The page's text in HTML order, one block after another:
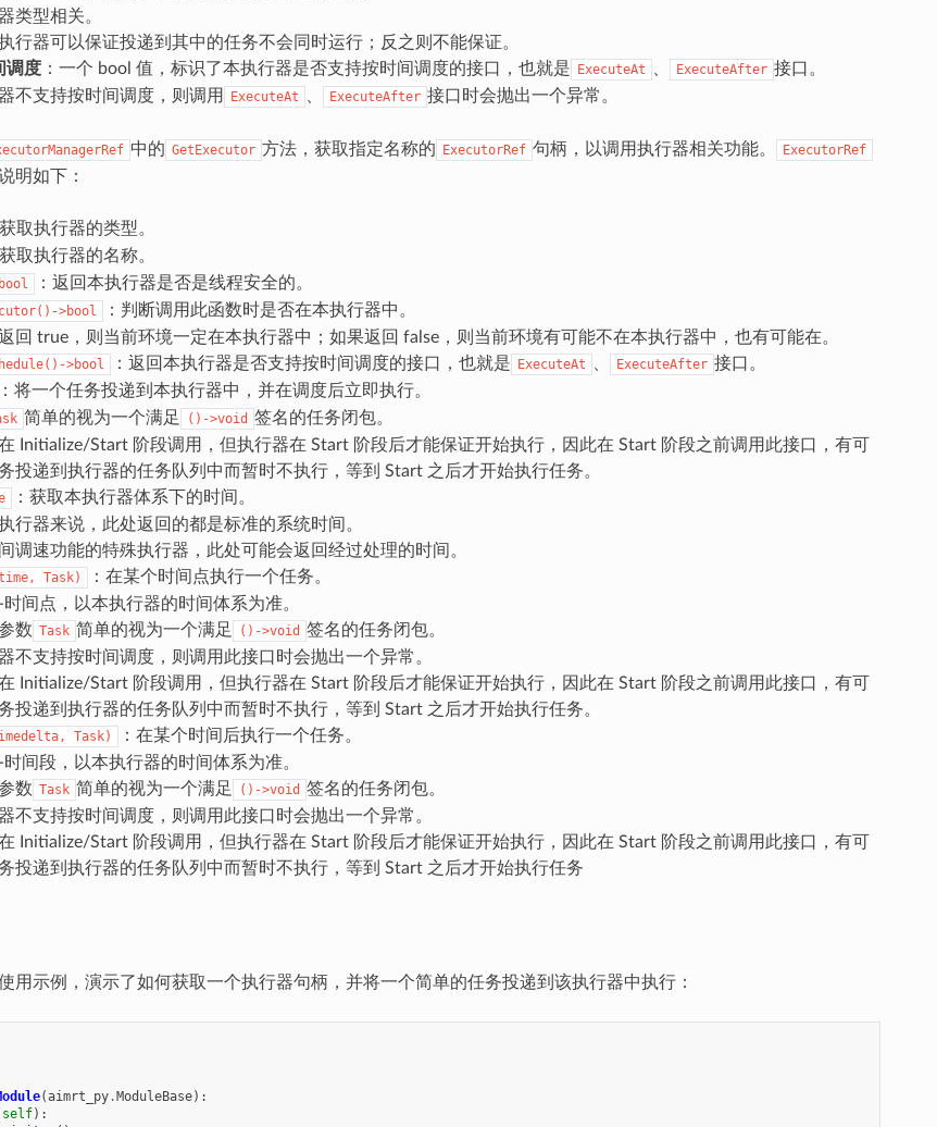
类型相关。
行器可以保证投递到其中的任务不会同时运行；反之则不能保证。
调度：一个 bool 值，标识了本执行器是否支持按时间调度的接口，也就是 ExecuteAt ExecuteAfter 接口。
不支持按时间调度，则调用
ExecuteAt ExecuteAfter 接口时会抛出一个异常。
中的 GetExecutor 方法，获取指定名称的 ExecutorRef 句柄，以调用执行器相关功能。 ExecutorRef
明如下：
获取执行器的类型。
获取执行器的名称。
：返回本执行器是否是线程安全的。
>bool
：判断调用此函数时是否在本执行器中。
回 true，则当前环境一定在本执行器中；如果返回 false，则当前环境有可能不在本执行器中，也有可能在。
>bool ：返回本执行器是否支持按时间调度的接口，也就是 ExecuteAt ExecuteAfter 接口。
：将一个任务投递到本执行器中，并在调度后立即执行。
简单的视为一个满足 ()->void 签名的任务闭包。
Initialize/Start 阶段调用，但执行器在 Start 阶段后才能保证开始执行，因此在 Start 阶段之前调用此接口，有可
投递到执行器的任务队列中而暂时不执行，等到 Start 之后才开始执行任务。
：获取本执行器体系下的时间。
行器来说，此处返回的都是标准的系统时间。
调速功能的特殊执行器，此处可能会返回经过处理的时间。
Task)
：在某个时间点执行一个任务。
间点，以本执行器的时间体系为准。
数 Task 简单的视为一个满足 ()->void 签名的任务闭包。
不支持按时间调度，则调用此接口时会抛出一个异常。
Initialize/Start 阶段调用，但执行器在 Start 阶段后才能保证开始执行，因此在 Start 阶段之前调用此接口，有可
投递到执行器的任务队列中而暂时不执行，等到 Start 之后才开始执行任务。
Task)
：在某个时间后执行一个任务。
间段，以本执行器的时间体系为准。
数 Task 简单的视为一个满足 ()->void 签名的任务闭包。
不支持按时间调度，则调用此接口时会抛出一个异常。
Initialize/Start 阶段调用，但执行器在 Start 阶段后才能保证开始执行，因此在 Start 阶段之前调用此接口，有可
投递到执行器的任务队列中而暂时不执行，等到 Start 之后才开始执行任务
用示例，演示了如何获取一个执行器句柄，并将一个简单的任务投递到该执行器中执行：
(aimrt_py.ModuleBase):
self):